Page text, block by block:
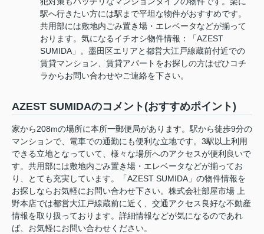
駅へ行きたい方には駅まで平坦な物件がおすすめです。
共用部には敷地内ごみ置き場・エレベータなどが揃って
おります。気になるイチオシ物件情報：「AZEST
SUMIDA」。墨田区エリアと都営大江戸線蔵前付近での
賃貸マンション、賃貸アパートをお探しの方はぜひコチ
ラからお問い合わせやご連絡を下さい。
AZEST SUMIDAのコメント(おすすめポイント)
家から208mの場所に本所一郵便局があります。駅から徒歩9分の
マンションで、電車での通勤にも便利な立地です。3駅以上利用
できる立地となっていて、様々な場所へのアクセスが便利良いで
す。共用部には敷地内ごみ置き場・エレベータなどが揃ってお
り、とても充実しています。「AZEST SUMIDA」の物件情報を
お探しならお気軽にお問い合わせ下さい。株式会社部屋市場 上
野本店では都営大江戸線蔵前に近く、交通アクセス良好な不動産
情報を取り扱っております。詳細情報などが気になるのであれ
ば、お気軽にお問い合わせください。